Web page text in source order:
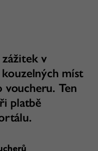
v
míst
Ten
platbě